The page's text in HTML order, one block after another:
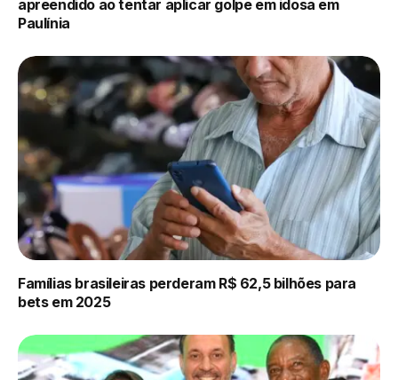
apreendido ao tentar aplicar golpe em idosa em
Paulínia
Famílias brasileiras perderam R$ 62,5 bilhões para
bets em 2025